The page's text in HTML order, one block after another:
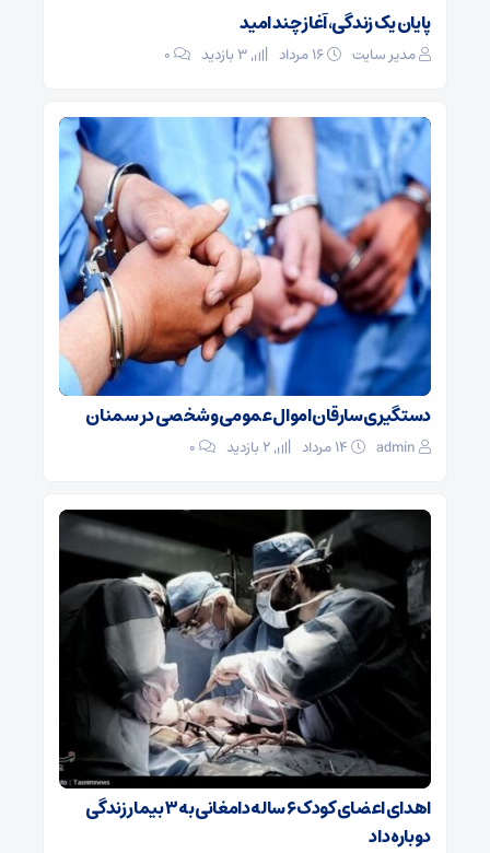
پایان یک زندگی، آغاز چند امید
مدیر سایت ۰
دستگیری سارقان اموال عمومی و شخصی در سمنان
admin ۰
اهدای اعضای کودک ۶ ساله دامغانی به ۳ بیمار زندگی
دوباره داد